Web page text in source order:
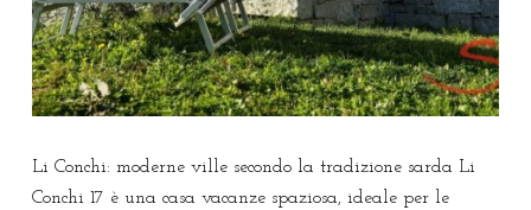
Li Conchi: moderne ville secondo la tradizione sarda Li
Conchi 17 è una casa vacanze spaziosa, ideale per le